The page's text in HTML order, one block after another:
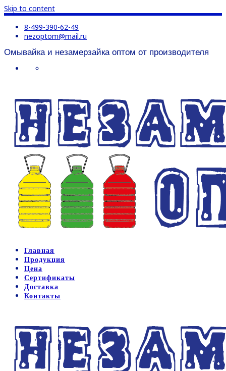
Skip to content
8-499-390-62-49
nezoptom@mail.ru
Омывайка и незамерзайка оптом от производителя
Главная
Продукция
Цена
Сертификаты
Доставка
Контакты